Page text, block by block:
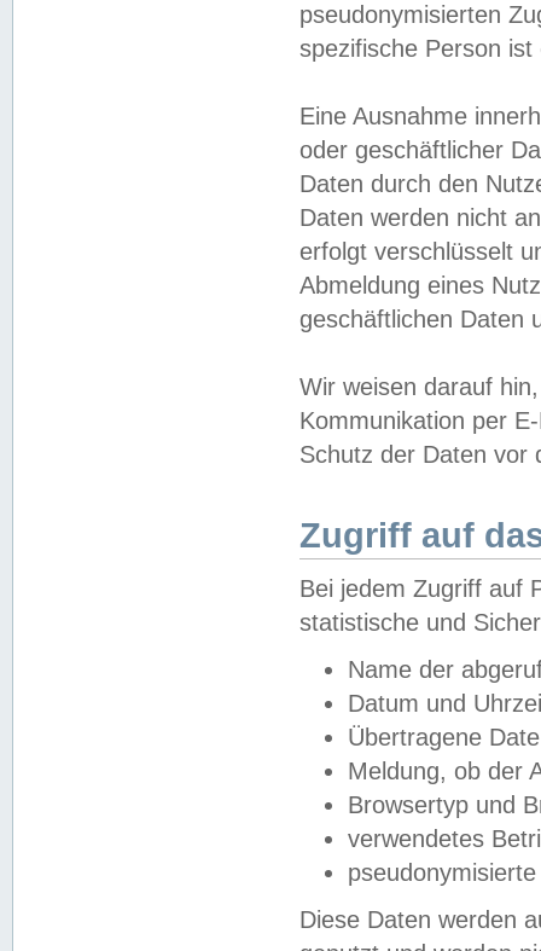
pseudonymisierten
spezifische Person
Eine Ausnahme
oder geschäftlicher
Daten durch den
Daten werden nicht
erfolgt verschlüsselt
Abmeldung eines
geschäftlichen Daten
Wir weisen darauf
Kommunikation per
Schutz der Daten vor
Zugriff auf
Bei jedem Zugriff auf
statistische und
Name der
Datum und
Übertragene
Meldung, ob der
Browsertyp und
verwendetes
Diese Daten werden